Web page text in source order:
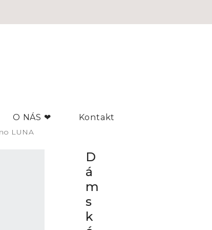
O NÁS ❤ Kontakt
LUNA
D
á
m
s
k